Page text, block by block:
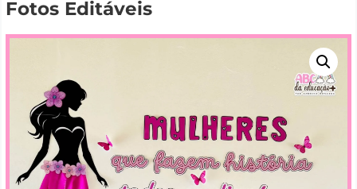
Fotos Editáveis